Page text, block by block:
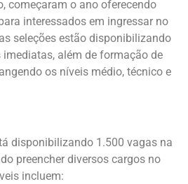
começaram o ano oferecendo
interessados em ingressar no
seleções estão disponibilizando
além de formação de
os níveis médio, técnico e
disponibilizando 1.500 vagas na
preencher diversos cargos no
incluem: